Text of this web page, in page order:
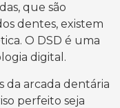
que são
dentes, existem
O DSD é uma
digital.
da arcada dentária
perfeito seja